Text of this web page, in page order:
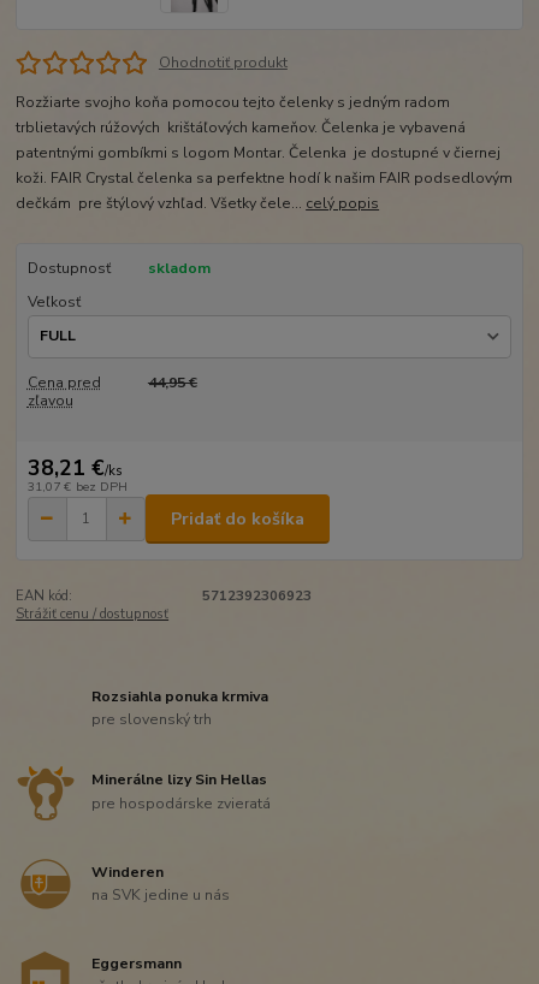
Ohodnotiť produkt
Rozžiarte svojho koňa pomocou tejto čelenky s jedným radom
trblietavých rúžových krištáľových kameňov. Čelenka je vybavená
patentnými gombíkmi s logom Montar. Čelenka je dostupné v čiernej
koži. FAIR Crystal čelenka sa perfektne hodí k našim FAIR podsedlovým
dečkám pre štýlový vzhľad. Všetky čele... celý popis
Dostupnosť
skladom
Veľkosť
Cena pred
zľavou
44,95 €
38,21 €/ks
31,07 € bez DPH
Pridať do košíka
EAN kód:
5712392306923
Strážiť cenu / dostupnosť
Rozsiahla ponuka krmiva
pre slovenský trh
Minerálne lizy Sin Hellas
pre hospodárske zvieratá
Winderen
na SVK jedine u nás
Eggersmann